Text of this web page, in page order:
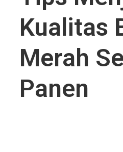
Kualitas
Merah
Panen